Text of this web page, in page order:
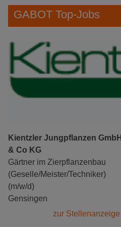
GABOT Top-Jobs
Kientzler Jungpflanzen GmbH
& Co KG
Gärtner im Zierpflanzenbau
(Geselle/Meister/Techniker)
(m/w/d)
Gensingen
zur Stellenanzeige